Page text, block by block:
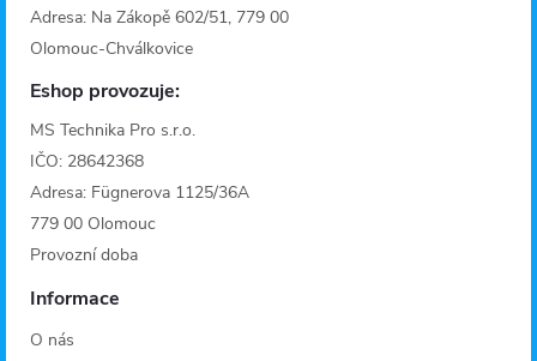
Adresa: Na Zákopě 602/51, 779 00
Olomouc-Chválkovice
Eshop provozuje:
MS Technika Pro s.r.o.
IČO: 28642368
Adresa: Fügnerova 1125/36A
779 00 Olomouc
Provozní doba
Informace
O nás